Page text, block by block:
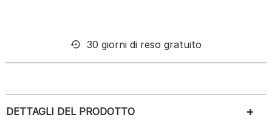
30 giorni di reso gratuito
DETTAGLI DEL PRODOTTO